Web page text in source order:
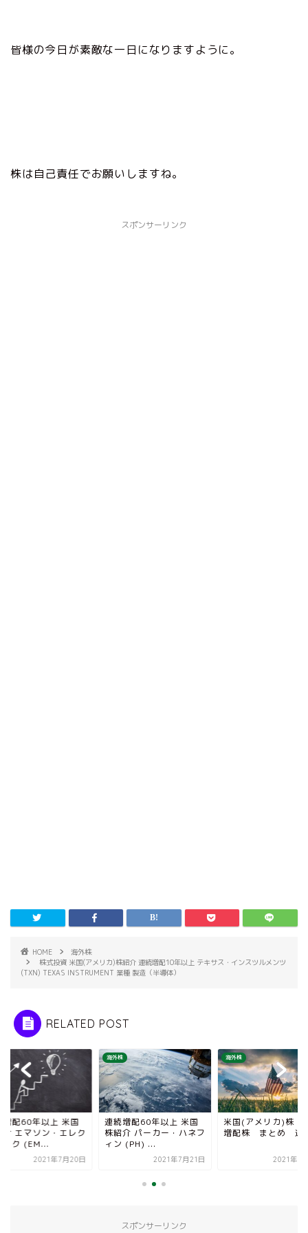
皆様の今日が素敵な一日になりますように。
株は自己責任でお願いしますね。
スポンサーリンク
HOME
海外株
株式投資 米国(アメリカ)株紹介 連続増配10年以上 テキサス・インスツルメンツ
(TXN) TEXAS INSTRUMENT 業種 製造（半導体）
RELATED POST
増配60年以上 米国
介 エマソン・エレク
ック (EM...
2021年7月20日
海外株
連続増配60年以上 米国
株紹介 パーカー・ハネフ
ィン (PH) ...
2021年7月21日
海外株
米国(アメリカ)株
増配株 まとめ 追
2021年8
スポンサーリンク